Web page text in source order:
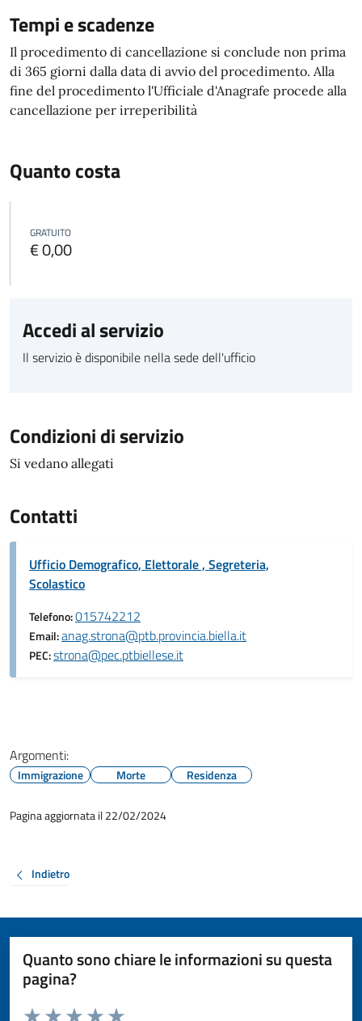
Tempi e scadenze
Il procedimento di cancellazione si conclude non prima
di 365 giorni dalla data di avvio del procedimento. Alla
fine del procedimento l'Ufficiale d'Anagrafe procede alla
cancellazione per irreperibilità
Quanto costa
GRATUITO
€ 0,00
Accedi al servizio
Il servizio è disponibile nella sede dell'ufficio
Condizioni di servizio
Si vedano allegati
Contatti
Ufficio Demografico, Elettorale , Segreteria,
Scolastico
Telefono:015742212
Email:anag.strona@ptb.provincia.biella.it
PEC:strona@pec.ptbiellese.it
Argomenti:
Immigrazione Morte Residenza
Pagina aggiornata il 22/02/2024
Indietro
Quanto sono chiare le informazioni su questa
pagina?
Valuta da 1 a 5 stelle la pagina